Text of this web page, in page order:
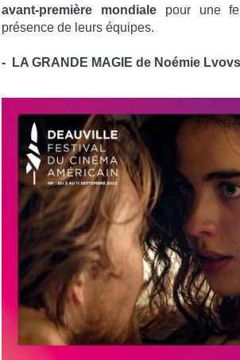
avant-première mondialepour une
présence de leurs équipes.
- LA GRANDE MAGIE de Noémie